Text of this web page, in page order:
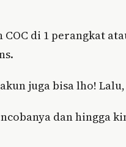
COC di 1 perangkat
juga bisa lho!
dan hingga